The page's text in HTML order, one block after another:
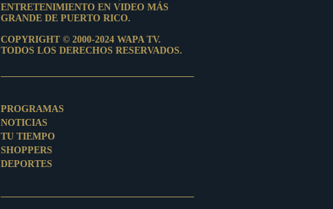
ENTRETENIMIENTO EN VIDEO MÁS
GRANDE DE PUERTO RICO.
COPYRIGHT © 2000-2024 WAPA TV.
TODOS LOS DERECHOS RESERVADOS.
PROGRAMAS
NOTICIAS
TU TIEMPO
SHOPPERS
DEPORTES